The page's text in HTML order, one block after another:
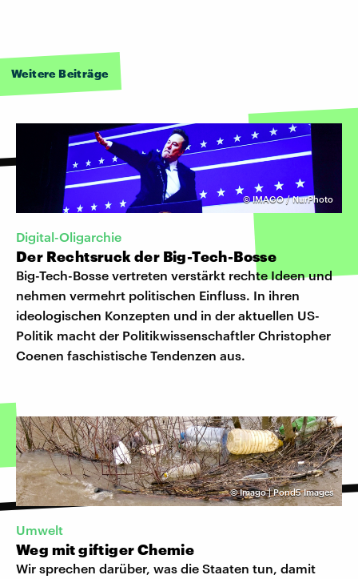
Weitere Beiträge
©IMAGO / NurPhoto
Digital-Oligarchie
Der Rechtsruck der Big-Tech-Bosse
Big-Tech-Bosse vertreten verstärkt rechte Ideen und
nehmen vermehrt politischen Einfluss. In ihren
ideologischen Konzepten und in der aktuellen US-
Politik macht der Politikwissenschaftler Christopher
Coenen faschistische Tendenzen aus.
©Imago | Pond5 Images
Umwelt
Weg mit giftiger Chemie
Wir sprechen darüber, was die Staaten tun, damit